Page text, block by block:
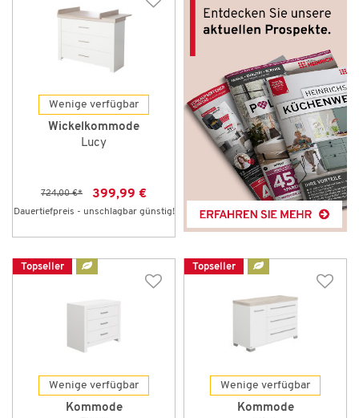
Wenige verfügbar
Wickelkommode
Lucy
724,00 €* 399,99 €
Dauertiefpreis - unschlagbar günstig!
Topseller
Wenige verfügbar
Kommode
Topseller
Wenige verfügbar
Kommode